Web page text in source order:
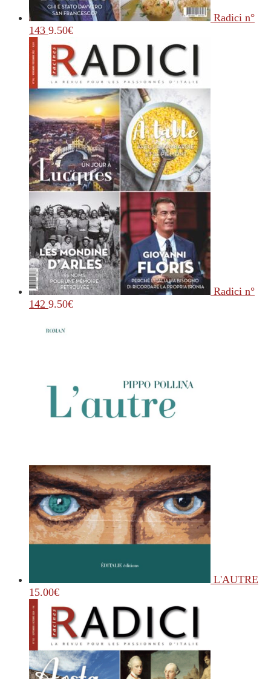
Radici n°
143 9.50€
Radici n°
142 9.50€
L'AUTRE
15.00€